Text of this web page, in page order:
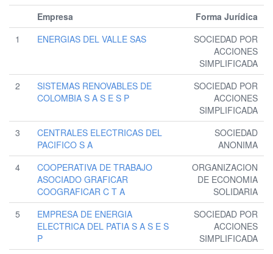
Empresa
Forma Jurídica
1
ENERGIAS DEL VALLE SAS
SOCIEDAD POR
ACCIONES
SIMPLIFICADA
2
SISTEMAS RENOVABLES DE
COLOMBIA S A S E S P
SOCIEDAD POR
ACCIONES
SIMPLIFICADA
3
CENTRALES ELECTRICAS DEL
PACIFICO S A
SOCIEDAD
ANONIMA
4
COOPERATIVA DE TRABAJO
ASOCIADO GRAFICAR
COOGRAFICAR C T A
ORGANIZACION
DE ECONOMIA
SOLIDARIA
5
EMPRESA DE ENERGIA
ELECTRICA DEL PATIA S A S E S
P
SOCIEDAD POR
ACCIONES
SIMPLIFICADA